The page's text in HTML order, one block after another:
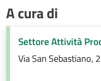
A cura di
Settore Attività
Via San Sebastiano,